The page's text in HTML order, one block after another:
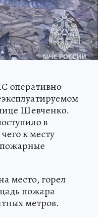
оперативно
Шевченко.
в
к месту
место, горел
пожара
метров.